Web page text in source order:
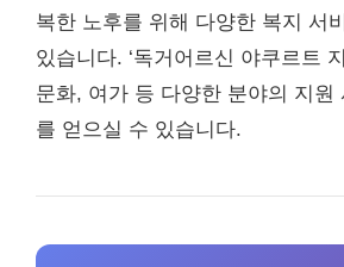
복한 노후를 위해 다양한 복지 서
있습니다. ‘독거어르신 야쿠르트
문화, 여가 등 다양한 분야의 지원
를 얻으실 수 있습니다.